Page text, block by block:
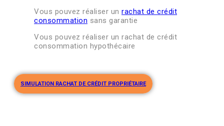
Vous pouvez réaliser un rachat de crédit
consommation sans garantie
Vous pouvez réaliser un rachat de crédit
consommation hypothécaire
SIMULATION RACHAT DE CRÉDIT PROPRIÉTAIRE